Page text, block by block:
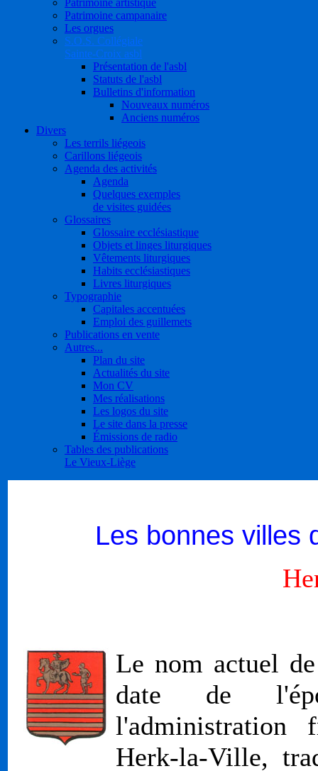
Patrimoine artistique
Patrimoine campanaire
Les orgues
S.O.S. Collégiale
Sainte-Croix asbl
Présentation de l'asbl
Statuts de l'asbl
Bulletins d'information
Nouveaux numéros
Anciens numéros
Divers
Les terrils liégeois
Carillons liégeois
Agenda des activités
Agenda
Quelques exemples
de visites guidées
Glossaires
Glossaire ecclésiastique
Objets et linges liturgiques
Vêtements liturgiques
Habits ecclésiastiques
Livres liturgiques
Typographie
Capitales accentuées
Emploi des guillemets
Publications en vente
Autres...
Plan du site
Actualités du site
Mon CV
Mes réalisations
Les logos du site
Le site dans la presse
Émissions de radio
Tables des publications
Le Vieux-Liège
Les bonnes villes
Le nom actuel
date de
l'administration
Herk-la-Ville,